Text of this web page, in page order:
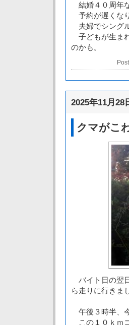
結婚４０周年
予約が遅くな
夫婦でシング
子どもが生ま
のかも。
2025年11月28
クマがこ
バイト日の翌
ら走りに行きま
午後３時半、
この１０ｋｍ